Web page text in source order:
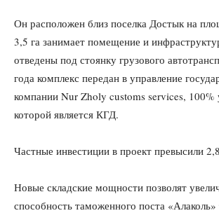
Он расположен близ поселка Достык на
3,5 га занимает помещение и
отведены под стоянку грузового
года комплекс передан в управление
компании Nur Zholy customs services, 100%
которой является КГД.
Частные инвестиции в проект превысили
Новые складские мощности позволят
способность таможенного поста